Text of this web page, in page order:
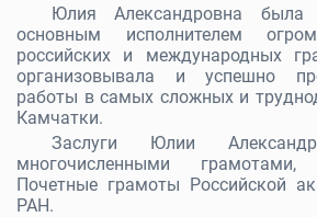
Юлия Александровна была
основным исполнителем
российских и международных
организовывала и успешно
работы в самых сложных и
Камчатки.
Заслуги Юлии
многочисленными
Почетные грамоты Российской
РАН.